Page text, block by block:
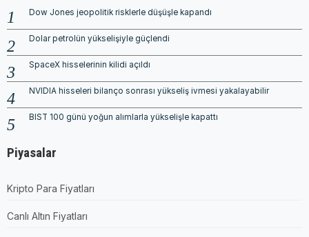
Dow Jones jeopolitik risklerle düşüşle kapandı
Dolar petrolün yükselişiyle güçlendi
SpaceX hisselerinin kilidi açıldı
NVIDIA hisseleri bilanço sonrası yükseliş ivmesi yakalayabilir
BIST 100 günü yoğun alımlarla yükselişle kapattı
Piyasalar
Kripto Para Fiyatları
Canlı Altın Fiyatları